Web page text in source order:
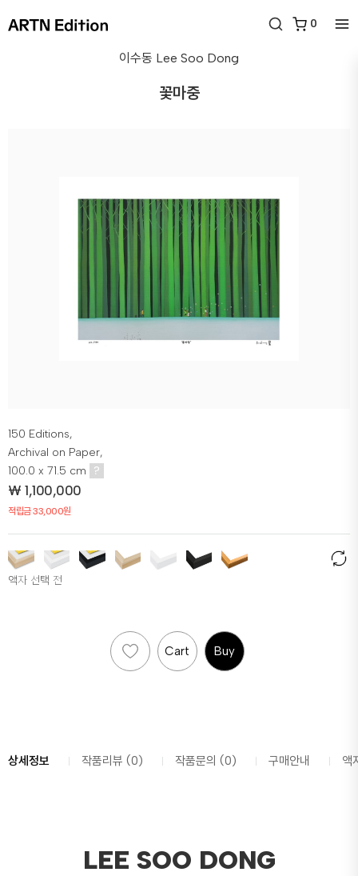
0
이수동 Lee Soo Dong
꽃마중
150 Editions,
Archival on Paper,
100.0 x 71.5 cm
?
₩1,100,000
적립금 33,000원
액자 선택 전
Cart Buy
상세정보 작품리뷰 (0) 작품문의 (0) 구매안내 액
LEE SOO DONG